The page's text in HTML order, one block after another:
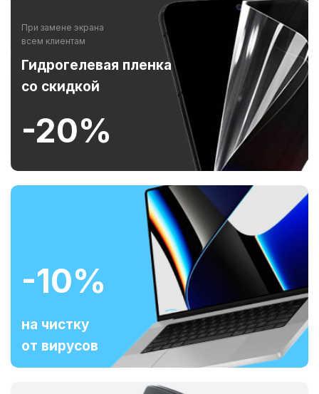
При замене экрана
всем клиентам
Гидрогелевая пленка
со скидкой
-20%
-10%
на чистку
от вирусов